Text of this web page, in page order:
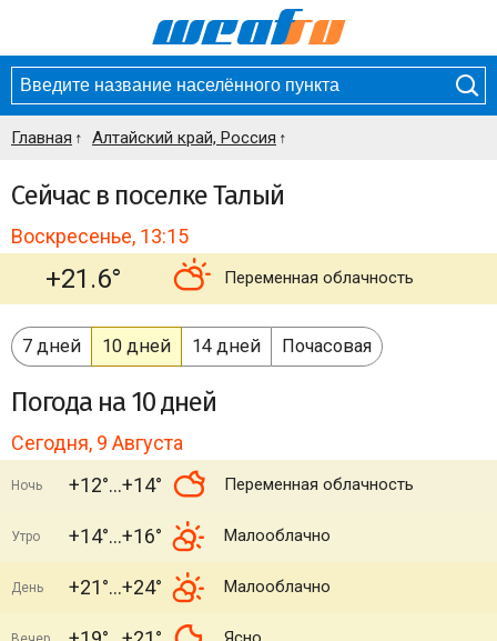
Главная Алтайский край, Россия
Сейчас в поселке Талый
Воскресенье, 13:15
+21.6° Переменная облачность
7 дней 10 дней 14 дней Почасовая
Погода на 10 дней
Сегодня, 9 Августа
Ночь +12° +14° Переменная облачность
Утро +14° +16° Малооблачно
День +21° +24° Малооблачно